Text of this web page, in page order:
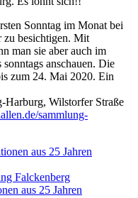
Sonntag im Monat bei
besichtigen. Mit
man sie aber auch im
anschauen. Die
zum 24. Mai 2020. Ein
Wilstorfer Straße
sammlung-